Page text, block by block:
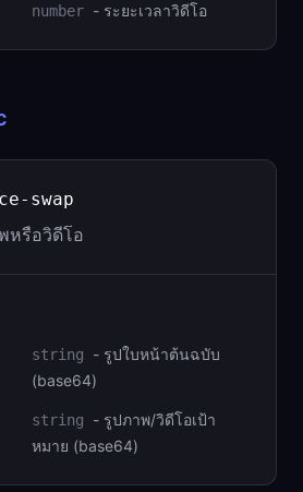
number - ระยะเวลาวิดีโอ
swap
หรือวิดีโอ
string - รูปใบหน้าต้นฉบับ
(base64)
string - รูปภาพ/วิดีโอเป้า
หมาย (base64)